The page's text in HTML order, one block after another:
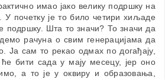
имао јако велику подршку на
почетку је то било четири хиљаде
подршку. Шта то значи? То значи да
рачуна о свим генерацијама да
Ја сам то рекао одмах по догађају,
бити сада у мају месецу, јер оно
а то је у оквиру и образовања,